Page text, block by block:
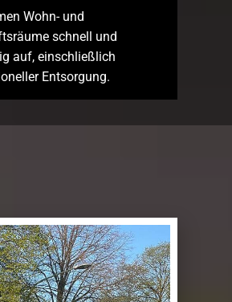
Wohn- und
schnell und
auf, einschließlich
Entsorgung.